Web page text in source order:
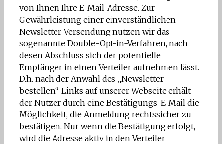
von Ihnen Ihre E-Mail-Adresse. Zur
Gewährleistung einer einverständlichen
Newsletter-Versendung nutzen wir das
sogenannte Double-Opt-in-Verfahren, nach
desen Abschluss sich der potentielle
Empfänger in einen Verteiler aufnehmen lässt.
D.h. nach der Anwahl des „Newsletter
bestellen“-Links auf unserer Webseite erhält
der Nutzer durch eine Bestätigungs-E-Mail die
Möglichkeit, die Anmeldung rechtssicher zu
bestätigen. Nur wenn die Bestätigung erfolgt,
wird die Adresse aktiv in den Verteiler